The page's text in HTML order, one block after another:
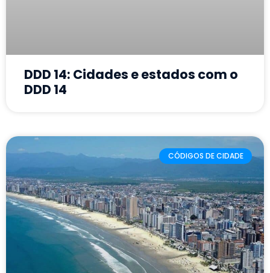
DDD 14: Cidades e estados com o
DDD 14
CÓDIGOS DE CIDADE